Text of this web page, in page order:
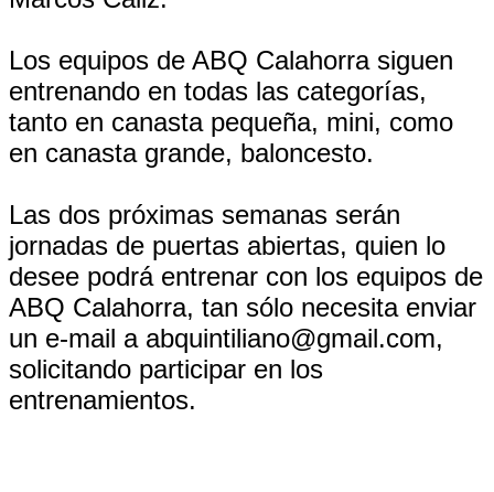
Los equipos de ABQ Calahorra siguen
entrenando en todas las categorías,
tanto en canasta pequeña, mini, como
en canasta grande, baloncesto.
Las dos próximas semanas serán
jornadas de puertas abiertas, quien lo
desee podrá entrenar con los equipos de
ABQ Calahorra, tan sólo necesita enviar
un e-mail a abquintiliano@gmail.com,
solicitando participar en los
entrenamientos.